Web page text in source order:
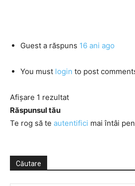
Guest a răspuns 16 ani ago
You must login to post
Afișare 1 rezultat
Răspunsul tău
Te rog să te autentifici mai întâi
Căutare